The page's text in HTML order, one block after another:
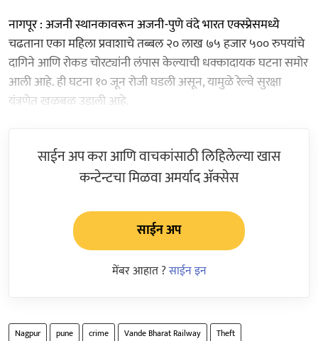
नागपूर : अजनी स्थानकावरून अजनी-पुणे वंदे भारत एक्स्प्रेसमध्ये
चढताना एका महिला प्रवाशाचे तब्बल २० लाख ७५ हजार ५०० रुपयांचे
दागिने आणि रोकड चोरट्यांनी लंपास केल्याची धक्कादायक घटना समोर
आली आहे. ही घटना १० जून रोजी घडली असून, यामुळे रेल्वे सुरक्षा
यंत्रणेत खळबळ उडाली आहे.
साईन अप करा आणि वाचकांसाठी लिहिलेल्या खास
कन्टेन्टचा मिळवा अमर्याद ॲक्सेस
साईन अप
मेंबर आहात ?साईन इन
Nagpur pune crime Vande Bharat Railway Theft